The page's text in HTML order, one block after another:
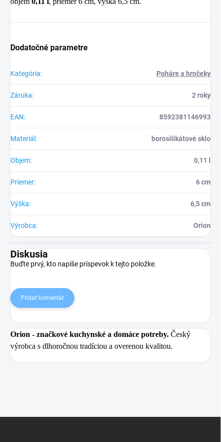
Dodatočné parametre
Kategória: Poháre a hrnčeky
Záruka: 2 roky
EAN: 8592381146993
Materiál : borosilikátové sklo
Objem: 0,11 l
Priemer: 6 cm
Výška: 6,5 cm
Výrobca: Orion
Diskusia
Buďte prvý, kto napíše príspevok k tejto položke.
Pridať komentár
Orion - značkové kuchynské a domáce potreby. Český
výrobca s dlhoročnou tradíciou a overenou kvalitou.